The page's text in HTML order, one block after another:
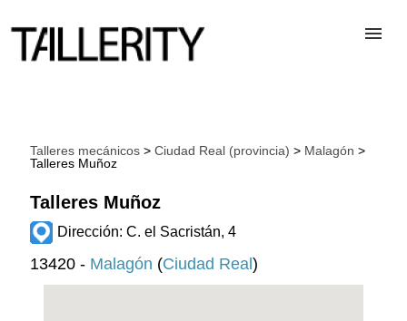
DESGUACES
PARA PROFESIONALES
BLOG
Talleres mecánicos > Ciudad Real (provincia) > Malagón >
Talleres Muñoz
Talleres Muñoz
Dirección: C. el Sacristán, 4
13420 - Malagón (Ciudad Real )